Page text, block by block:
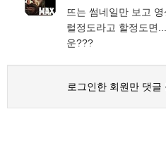
뜨는 썸네일만 보고
럴정도라고 할정도면
운???
로그인한 회원만 댓글